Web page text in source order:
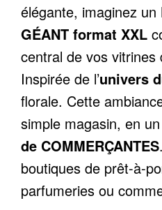
élégante, imaginez un
GÉANT format XXL
central de vos vitrines
Inspirée de l’univers
florale. Cette
simple magasin, en
de COMMERÇANTES
boutiques de prêt-à-
parfumeries ou